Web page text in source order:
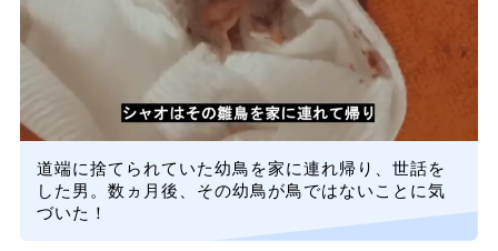
道端に捨てられていた幼鳥を家に連れ帰り、世話を
した男。数ヵ月後、その幼鳥が鳥ではないことに気
づいた！